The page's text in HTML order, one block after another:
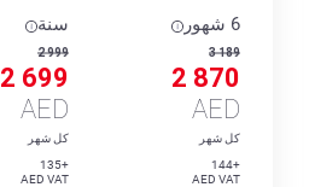
6 شهور
3 189
2 870
AED
كل شهر
+144
AED VAT
سنة
2 999
2 699
AED
كل شهر
+135
AED VAT